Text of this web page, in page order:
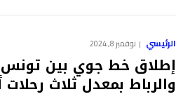
الرئيسي نوفمبر 8, 2024
إطلاق خط جوي بين تونس
والرباط بمعدل ثلاث